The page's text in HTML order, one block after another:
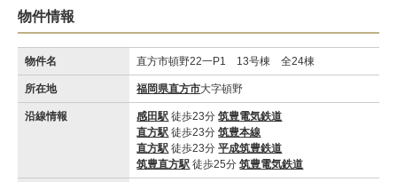
物件情報
物件名 直方市頓野22一P1 13号棟 全24棟
所在地 福岡県直方市大字頓野
沿線情報 感田駅 徒歩23分筑豊電気鉄道
直方駅 徒歩23分筑豊本線
直方駅 徒歩23分平成筑豊鉄道
筑豊直方駅 徒歩25分筑豊電気鉄道